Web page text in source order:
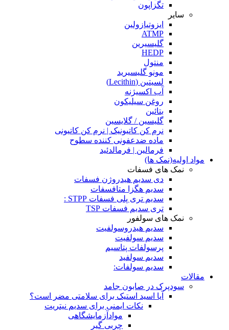
تگزاپون
سایر
ایزوتیازولین
ATMP
گلیسیرین
HEDP
منتول
مونو گلیسیرید
لسیتین (Lecithin)
آب اکسیژنه
روغن سیلیکون
بتائین
گلیسین / گلایسین
نرم کن کاتیونیک | نرم کن کاتیونی
ماده ضدعفونی کننده سطوح
فرمالین | فرمالدئید
مواد اولیه(نمک ها)
نمک های فسفات
دی سدیم هیدروژن فسفات
سدیم هگزا متافسفات
سدیم تری پلی فسفات STPP :
تری سدیم فسفات TSP
نمک های سولفور
سدیم هیدروسولفیت
سدیم سولفیت
پرسولفات پتاسیم
سدیم سولفید
سدیم سولفات:
مقالات
سودپرک در صابون جامد
آیا اسید استیک برای سلامتی مضر است؟
نکات ایمنی برای سدیم نیتریت
موادآزمایشگاهی
چربی گیر